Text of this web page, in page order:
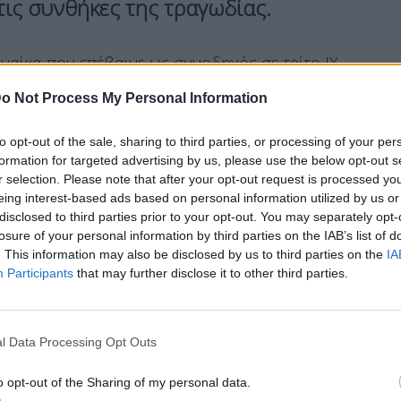
Not Process My Personal Information
opt-out of the sale, sharing to third parties, or processing of your
for targeted advertising by us, please use the below opt-out
selection. Please note that after your opt-out request is processed
interest-based ads based on personal information utilized by us
to third parties prior to your opt-out. You may separately
of your personal information by third parties on the IAB’s list of
This information may also be disclosed by us to third parties on the
Participants that may further disclose it to other third parties.
Data Processing Opt Outs
opt-out of the Sharing of my personal data.
συνθήκες της τραγωδίας.
που επέβαινε ως συνοδηγός σε τρίτο ΙΧ
που φέρεται να ταυτίζεται με εκείνο που
υπερβολική ταχύτητα
σύγκρουση.
διαδοχικά τα άλλα οχήματα κάνοντας
εξάτμισηείχε προκαλέσει ανησυχία σε
στη Ρόδο
με τον σύζυγο και τα παιδιά μου με το